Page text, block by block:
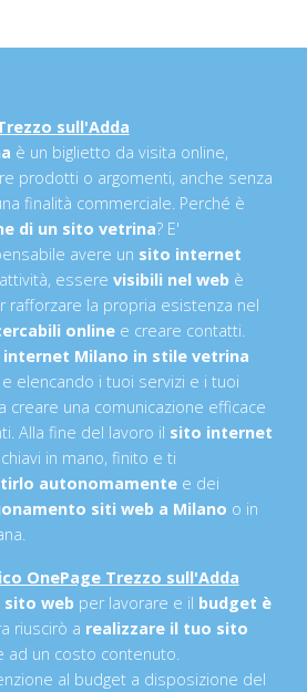
sull'Adda
è un biglietto da visita online,
prodotti o argomenti, anche senza
finalità commerciale. Perché è
di un sito vetrina? E'
avere un sito internet
essere visibili nel web è
rafforzare la propria esistenza nel
online e creare contatti.
Milano in stile vetrina
elencando i tuoi servizi e i tuoi
creare una comunicazione efficace
Alla fine del lavoro il sito internet
in mano, finito e ti
autonomamentee dei
siti web a Milano o in
OnePage Trezzo sull'Adda
sito web per lavorare e il budget è
riuscirò a realizzare il tuo sito
un costo contenuto.
al budget a disposizione del